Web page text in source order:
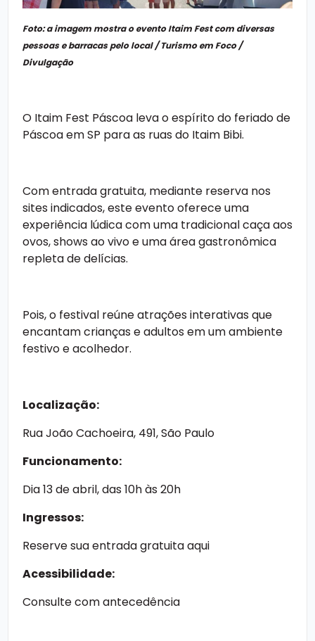
Foto: a imagem mostra o evento Itaim Fest com diversas
pessoas e barracas pelo local / Turismo em Foco /
Divulgação
O Itaim Fest Páscoa leva o espírito do feriado de
Páscoa em SP para as ruas do Itaim Bibi.
Com entrada gratuita, mediante reserva nos
sites indicados, este evento oferece uma
experiência lúdica com uma tradicional caça aos
ovos, shows ao vivo e uma área gastronômica
repleta de delícias.
Pois, o festival reúne atrações interativas que
encantam crianças e adultos em um ambiente
festivo e acolhedor.
Localização:
Rua João Cachoeira, 491, São Paulo
Funcionamento:
Dia 13 de abril, das 10h às 20h
Ingressos:
Reserve sua entrada gratuita aqui
Acessibilidade:
Consulte com antecedência